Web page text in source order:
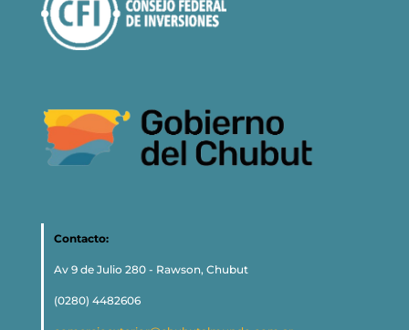
Contacto:
Av 9 de Julio 280 - Rawson, Chubut
(0280) 4482606